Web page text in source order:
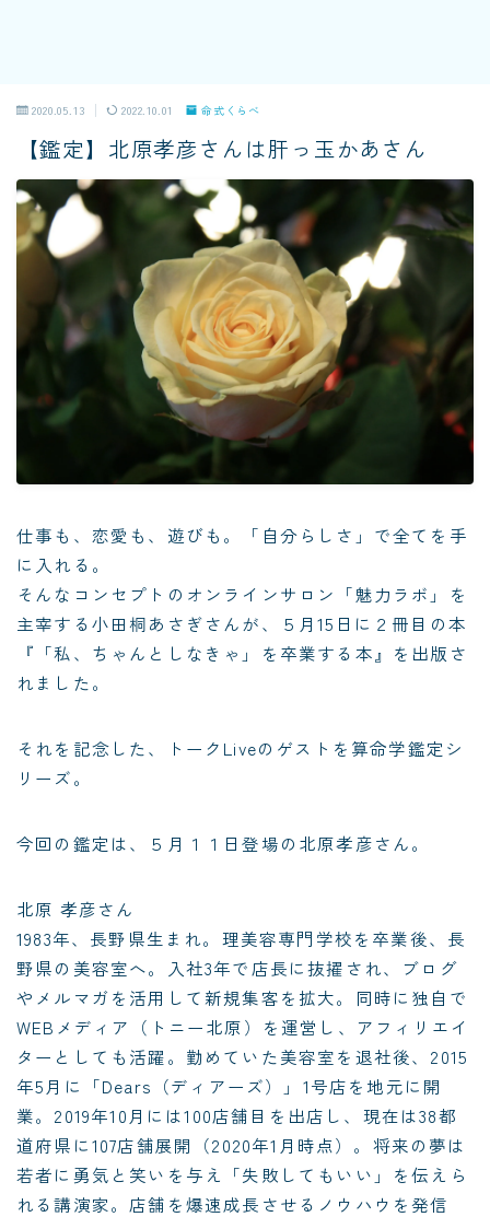
2020.05.13 2022.10.01 命式くらべ
【鑑定】北原孝彦さんは肝っ玉かあさん
仕事も、恋愛も、遊びも。「自分らしさ」で全てを手
に入れる。
そんなコンセプトのオンラインサロン「魅力ラボ 」を
主宰する小田桐あさぎさんが、５月15日に２冊目の本
『「私、ちゃんとしなきゃ」を卒業する本』 を出版さ
れました。
それを記念した、トークLiveのゲストを算命学鑑定シ
リーズ。
今回の鑑定は、５月１１日登場の北原孝彦さん。
北原 孝彦さん
1983年、長野県生まれ。理美容専門学校を卒業後、長
野県の美容室へ。入社3年で店長に抜擢され、ブログ
やメルマガを活用して新規集客を拡大。同時に独自で
WEBメディア（トニー北原）を運営し、アフィリエイ
ターとしても活躍。勤めていた美容室を退社後、2015
年5月に「Dears（ディアーズ）」1号店を地元に開
業。2019年10月には100店舗目を出店し、現在は38都
道府県に107店舗展開（2020年1月時点）。将来の夢は
若者に勇気と笑いを与え「失敗してもいい」を伝えら
れる講演家。店舗を爆速成長させるノウハウを発信